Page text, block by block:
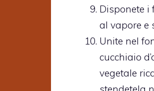
Disponete i
al vapore e
Unite nel
cucchiaio
vegetale